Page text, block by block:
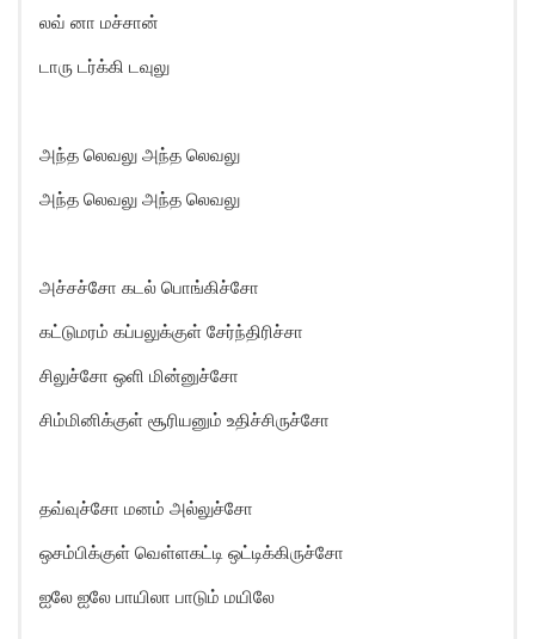
லவ் னா மச்சான்
டாரு டர்க்கி டவுலு
அந்த லெவலு அந்த லெவலு
அந்த லெவலு அந்த லெவலு
அச்சச்சோ கடல் பொங்கிச்சோ
கட்டுமரம் கப்பலுக்குள் சேர்ந்திரிச்சா
சிலுச்சோ ஒளி மின்னுச்சோ
சிம்மினிக்குள் சூரியனும் உதிச்சிருச்சோ
தவ்வுச்சோ மனம் அல்லுச்சோ
ஒசம்பிக்குள் வெள்ளகட்டி ஒட்டிக்கிருச்சோ
ஐலே ஐலே பாயிலா பாடும் மயிலே